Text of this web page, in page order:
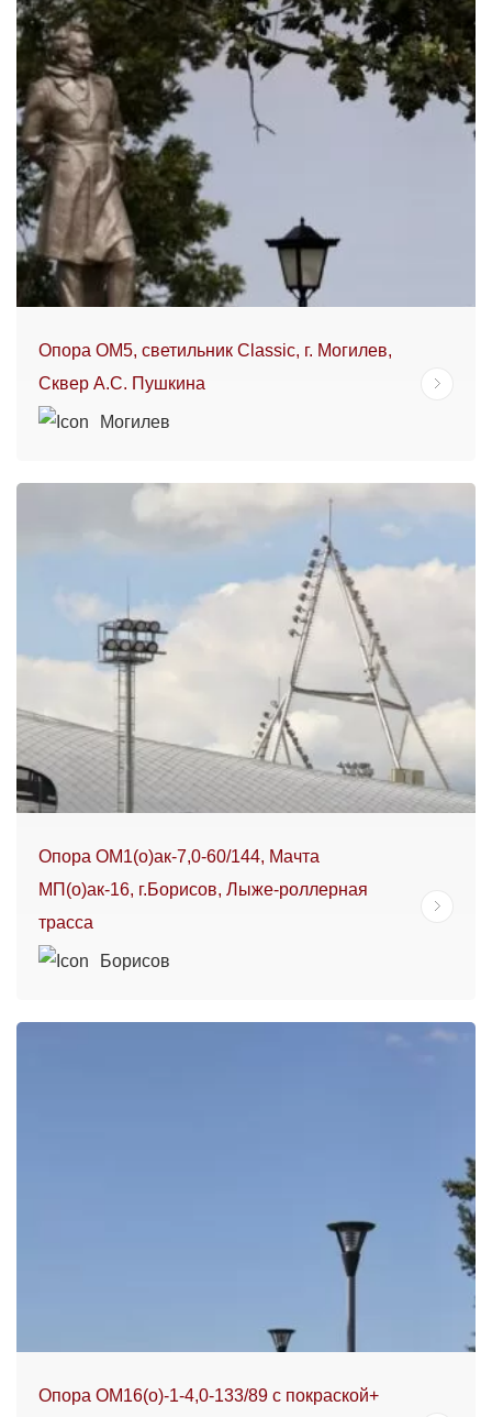
Опора ОМ5, светильник Classic, г. Могилев,
Сквер А.С. Пушкина
Могилев
Опора ОМ1(о)ак-7,0-60/144, Мачта
МП(о)ак-16, г.Борисов, Лыже-роллерная
трасса
Борисов
Опора ОМ16(о)-1-4,0-133/89 с покраской+